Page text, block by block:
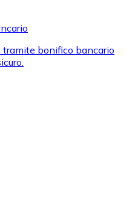
per acquistare
marchi preferiti con
bonifico bancario